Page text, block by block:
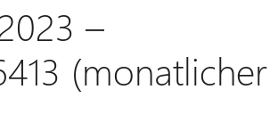
–
(monatlicher